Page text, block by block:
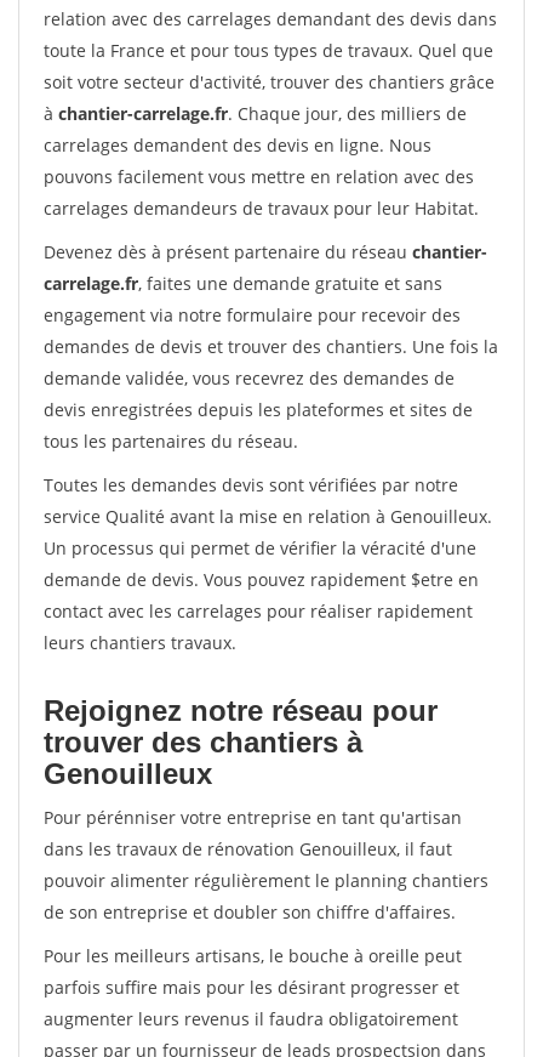
relation avec des carrelages demandant des devis dans
toute la France et pour tous types de travaux. Quel que
soit votre secteur d'activité, trouver des chantiers grâce
à chantier-carrelage.fr. Chaque jour, des milliers de
carrelages demandent des devis en ligne. Nous
pouvons facilement vous mettre en relation avec des
carrelages demandeurs de travaux pour leur Habitat.
Devenez dès à présent partenaire du réseau chantier-
carrelage.fr, faites une demande gratuite et sans
engagement via notre formulaire pour recevoir des
demandes de devis et trouver des chantiers. Une fois la
demande validée, vous recevrez des demandes de
devis enregistrées depuis les plateformes et sites de
tous les partenaires du réseau.
Toutes les demandes devis sont vérifiées par notre
service Qualité avant la mise en relation à Genouilleux.
Un processus qui permet de vérifier la véracité d'une
demande de devis. Vous pouvez rapidement $etre en
contact avec les carrelages pour réaliser rapidement
leurs chantiers travaux.
Rejoignez notre réseau pour
trouver des chantiers à
Genouilleux
Pour pérénniser votre entreprise en tant qu'artisan
dans les travaux de rénovation Genouilleux, il faut
pouvoir alimenter régulièrement le planning chantiers
de son entreprise et doubler son chiffre d'affaires.
Pour les meilleurs artisans, le bouche à oreille peut
parfois suffire mais pour les désirant progresser et
augmenter leurs revenus il faudra obligatoirement
passer par un fournisseur de leads prospectsion dans